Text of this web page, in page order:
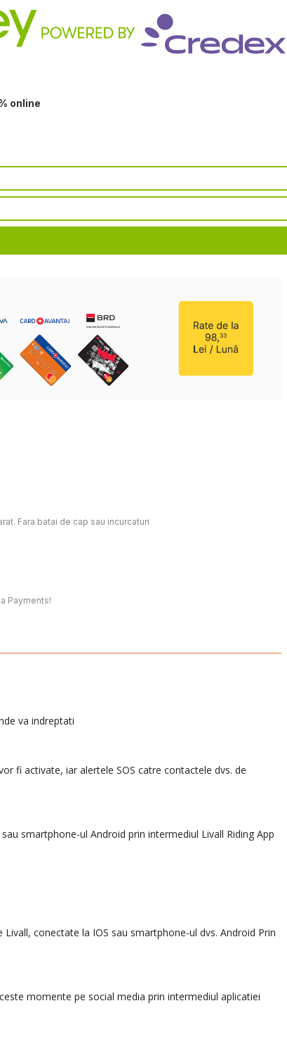
online
Fara batai de cap sau incurcaturi
Payments!
va indreptati
fi activate, iar alertele SOS catre contactele dvs. de
smartphone-ul Android prin intermediul Livall Riding App
conectate la IOS sau smartphone-ul dvs. Android Prin
momente pe social media prin intermediul aplicatiei